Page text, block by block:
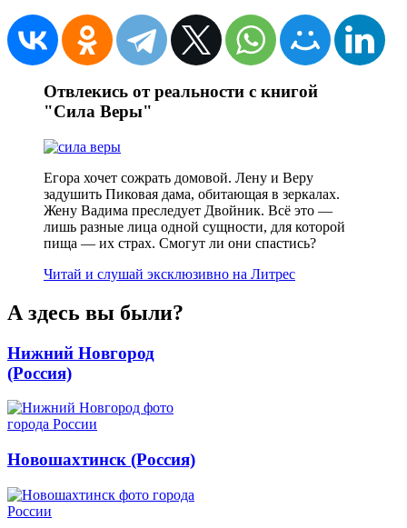
Отвлекись от реальности с книгой
"Сила Веры"
Егора хочет сожрать домовой. Лену и Веру
задушить Пиковая дама, обитающая в зеркалах.
Жену Вадима преследует Двойник. Всё это —
лишь разные лица одной сущности, для которой
пища — их страх. Смогут ли они спастись?
Читай и слушай эксклюзивно на Литрес
А здесь вы были?
Нижний Новгород
(Россия)
Новошахтинск (Россия)